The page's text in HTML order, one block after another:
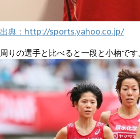
出典：http://sports.yahoo.co.jp/
周りの選手と比べると一段と小柄です